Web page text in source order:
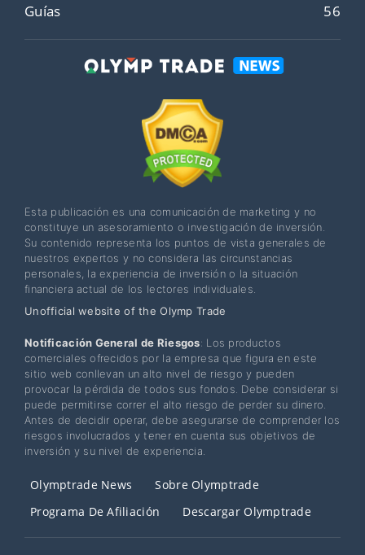
Guías
56
Esta publicación es una comunicación de marketing y no
constituye un asesoramiento o investigación de inversión.
Su contenido representa los puntos de vista generales de
nuestros expertos y no considera las circunstancias
personales, la experiencia de inversión o la situación
financiera actual de los lectores individuales.
Unofficial website of the Olymp Trade
Notificación General de Riesgos: Los productos
comerciales ofrecidos por la empresa que figura en este
sitio web conllevan un alto nivel de riesgo y pueden
provocar la pérdida de todos sus fondos. Debe considerar si
puede permitirse correr el alto riesgo de perder su dinero.
Antes de decidir operar, debe asegurarse de comprender los
riesgos involucrados y tener en cuenta sus objetivos de
inversión y su nivel de experiencia.
Olymptrade News
Sobre Olymptrade
Programa De Afiliación
Descargar Olymptrade